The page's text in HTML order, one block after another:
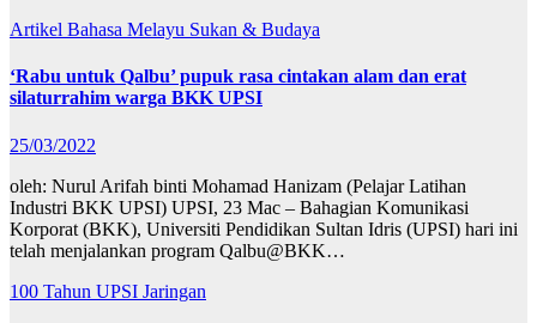
Artikel Bahasa Melayu Sukan & Budaya
‘Rabu untuk Qalbu’ pupuk rasa cintakan alam dan erat
silaturrahim warga BKK UPSI
25/03/2022
oleh: Nurul Arifah binti Mohamad Hanizam (Pelajar Latihan
Industri BKK UPSI) UPSI, 23 Mac – Bahagian Komunikasi
Korporat (BKK), Universiti Pendidikan Sultan Idris (UPSI) hari ini
telah menjalankan program Qalbu@BKK…
100 Tahun UPSI Jaringan